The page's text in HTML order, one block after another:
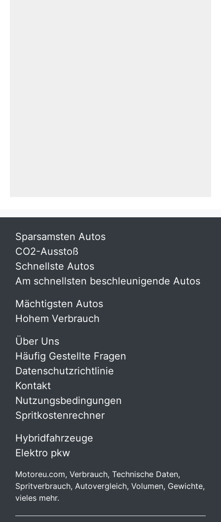
Sparsamsten Autos
CO2-Ausstoß
Schnellste Autos
Am schnellsten beschleunigende Autos
Mächtigsten Autos
Hohem Verbrauch
Über Uns
Häufig Gestellte Fragen
Datenschutzrichtlinie
Kontakt
Nutzungsbedingungen
Spritkostenrechner
Hybridfahrzeuge
Elektro pkw
Motoreu.com, Verbrauch, Technische Daten,
Spritverbrauch, Autovergleich, Volumen, Gewichte,
vieles mehr.